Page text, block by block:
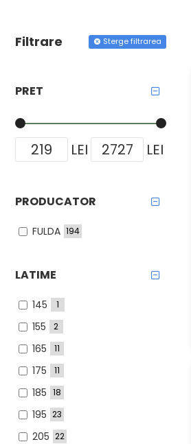
Filtrare Sterge filtrarea
PRET
LEI LEI
LATIME
145 1
155 2
165 11
175 11
185 18
195 23
205 22
PRODUCATOR
FULDA 194